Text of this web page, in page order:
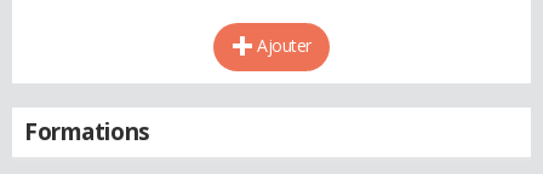
Ajouter
Formations